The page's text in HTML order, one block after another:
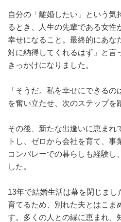
自分の「離婚したい」という気
るとき、人生の先輩である女性
幸せになること。最終的にあな
対に納得してくれるはず」と言
きっかけになりました。
「そうだ。私を幸せにできる
を奮い立たせ、次のステップを
その後、新たな出逢いに恵まれ
トし、ゼロから会社を育て、事
コンバレーでの暮らしも経験し
した。
13年で結婚生活は幕を閉じま
育てるため、別れた夫とはこま
す。多くの人との縁に恵まれ、